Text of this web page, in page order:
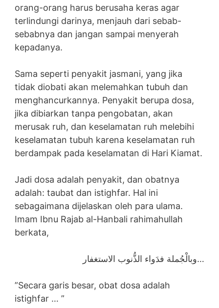
orang-orang harus berusaha keras agar
terlindungi darinya, menjauh dari sebab-
sebabnya dan jangan sampai menyerah
kepadanya.
Sama seperti penyakit jasmani, yang jika
tidak diobati akan melemahkan tubuh dan
menghancurkannya. Penyakit berupa dosa,
jika dibiarkan tanpa pengobatan, akan
merusak ruh, dan keselamatan ruh melebihi
keselamatan tubuh karena keselamatan ruh
berdampak pada keselamatan di Hari Kiamat.
Jadi dosa adalah penyakit, dan obatnya
adalah: taubat dan istighfar. Hal ini
sebagaimana dijelaskan oleh para ulama.
Imam Ibnu Rajab al-Hanbali rahimahullah
berkata,
وبالْجُملة فدَواء الذُّنوب الاستغفار…
”Secara garis besar, obat dosa adalah
istighfar … ”